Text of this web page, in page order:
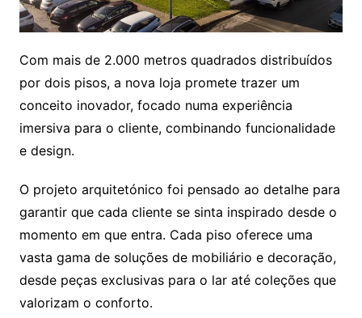
Com mais de 2.000 metros quadrados distribuídos
por dois pisos, a nova loja promete trazer um
conceito inovador, focado numa experiência
imersiva para o cliente, combinando funcionalidade
e design.
O projeto arquitetónico foi pensado ao detalhe para
garantir que cada cliente se sinta inspirado desde o
momento em que entra. Cada piso oferece uma
vasta gama de soluções de mobiliário e decoração,
desde peças exclusivas para o lar até coleções que
valorizam o conforto.